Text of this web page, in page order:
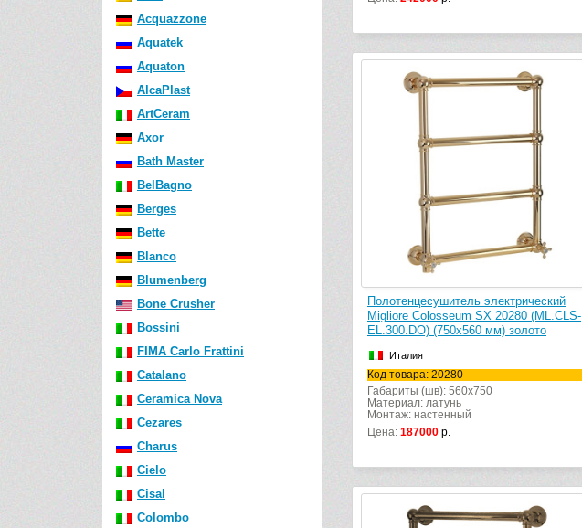
Acquazzone
Aquatek
Aquaton
AlcaPlast
ArtCeram
Axor
Bath Master
BelBagno
Berges
Bette
Blanco
Blumenberg
Bone Crusher
Bossini
FIMA Carlo Frattini
Catalano
Ceramica Nova
Cezares
Charus
Cielo
Cisal
Colombo
Полотенцесушитель электрический
Migliore Colosseum SX 20280 (ML.CLS-
EL.300.DO) (750х560 мм) золото
Италия
Код товара: 20280
Габариты (шв): 560x750
Материал: латунь
Монтаж: настенный
Цена: 187000 р.